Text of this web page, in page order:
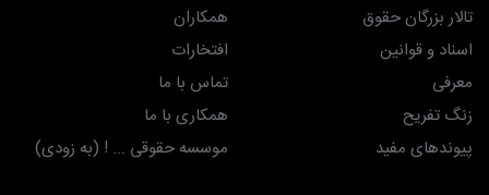
تالار بزرگان حقوق
اسناد و قوانین
معرفی
زنگ تفریح
پیوندهای مفید
همکاران
افتخارات
تماس با ما
همکاری با ما
موسسه حقوقی ... ! (به زودی)